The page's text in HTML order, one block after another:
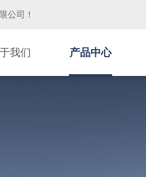
公司 ！
我们 产品中心